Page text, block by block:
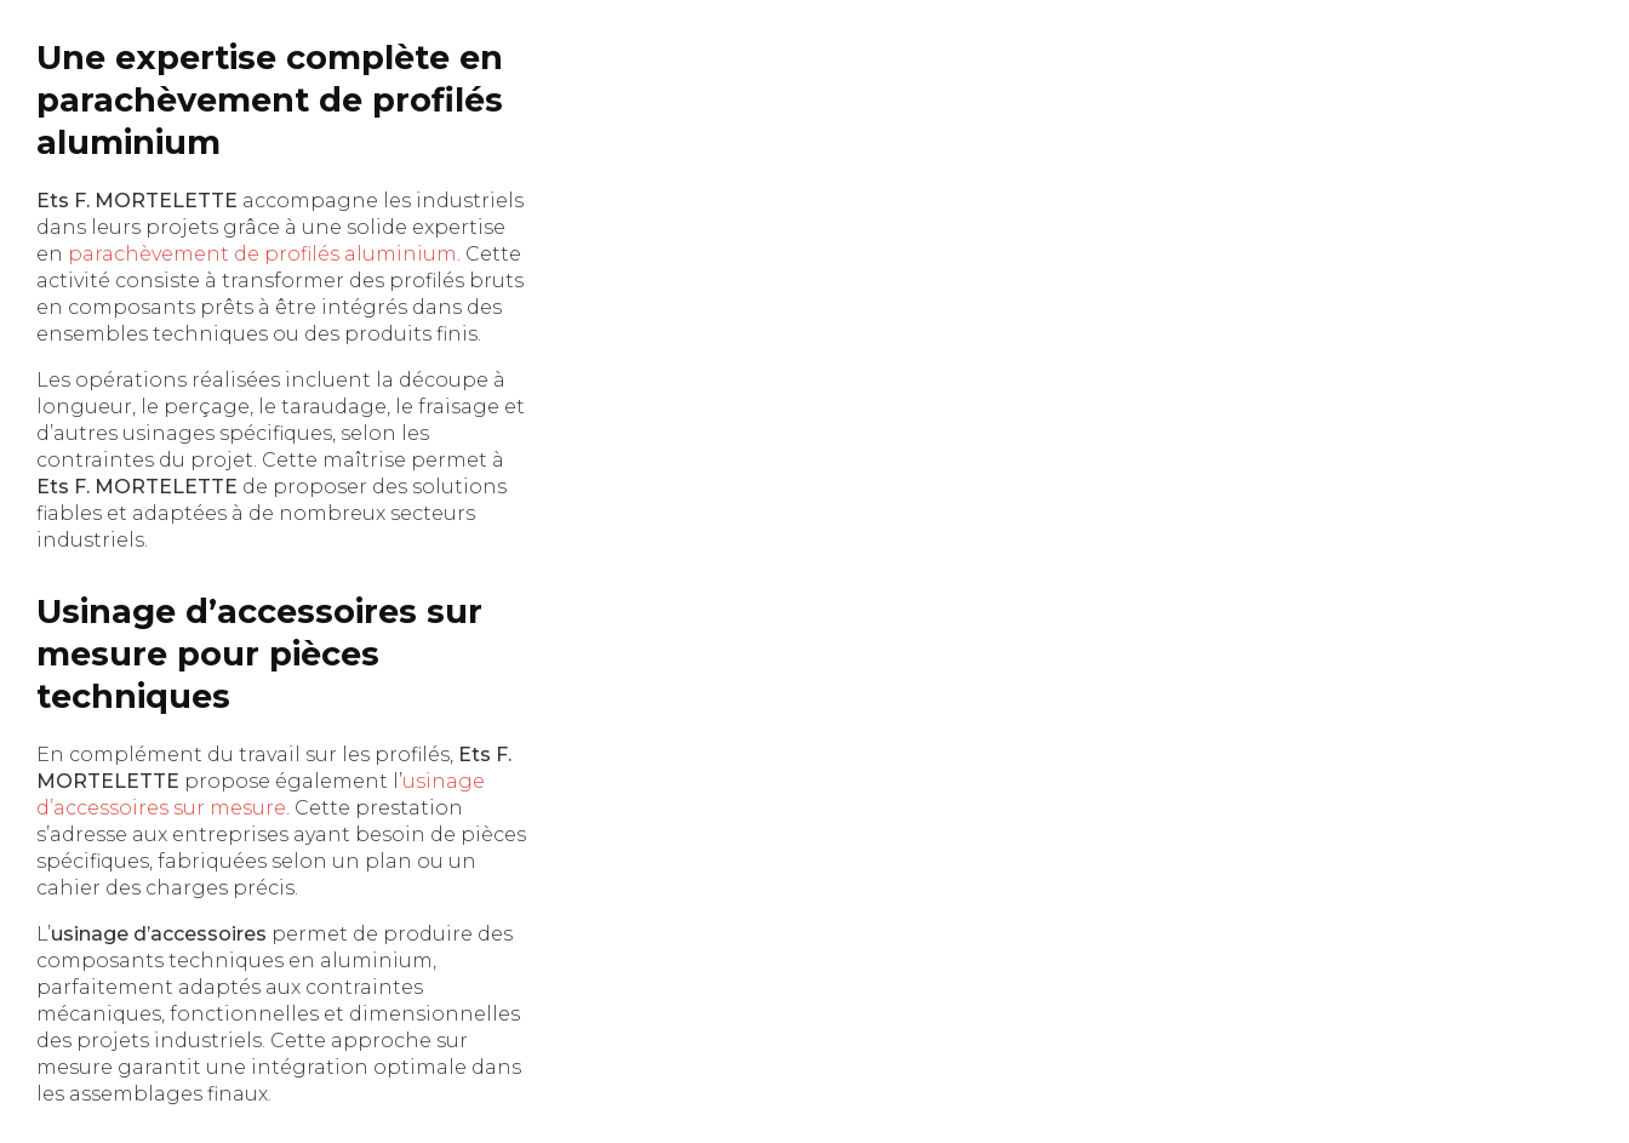
Une expertise complète en
parachèvement de profilés
aluminium
Ets F. MORTELETTE accompagne les industriels
dans leurs projets grâce à une solide expertise
en parachèvement de profilés aluminium . Cette
activité consiste à transformer des profilés bruts
en composants prêts à être intégrés dans des
ensembles techniques ou des produits finis.
Les opérations réalisées incluent la découpe à
longueur, le perçage, le taraudage, le fraisage et
d’autres usinages spécifiques, selon les
contraintes du projet. Cette maîtrise permet à
Ets F. MORTELETTE de proposer des solutions
fiables et adaptées à de nombreux secteurs
industriels.
Usinage d’accessoires sur
mesure pour pièces
techniques
En complément du travail sur les profilés, Ets F.
MORTELETTE propose également l’usinage
d’accessoires sur mesure . Cette prestation
s’adresse aux entreprises ayant besoin de pièces
spécifiques, fabriquées selon un plan ou un
cahier des charges précis.
L’usinage d’accessoires permet de produire des
composants techniques en aluminium,
parfaitement adaptés aux contraintes
mécaniques, fonctionnelles et dimensionnelles
des projets industriels. Cette approche sur
mesure garantit une intégration optimale dans
les assemblages finaux.